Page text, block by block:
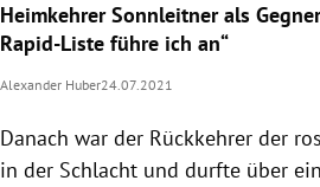
Heimkehrer Sonnleitner als
Rapid-Liste führe ich an“
Alexander Huber24.07.2021
Danach war der Rückkehrer der
in der Schlacht und durfte über